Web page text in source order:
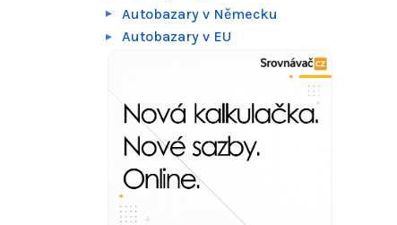
Autobazary v Německu
Autobazary v EU